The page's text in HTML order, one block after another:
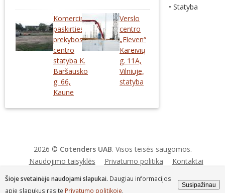
Komercinės
paskirties
prekybos
centro
statyba K.
Baršausko
g. 66,
Kaune
Verslo
centro
„Eleven“
Kareivių
g. 11A,
Vilniuje,
statyba
• Statyba
2026 © Cotenders UAB. Visos teisės saugomos.
Naudojimo taisyklės
Privatumo politika Kontaktai
Šioje svetainėje naudojami slapukai. Daugiau informacijos
apie slapukus rasite Privatumo politikoje.
Susipažinau